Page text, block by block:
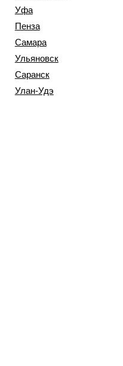
Уфа
Пенза
Самара
Ульяновск
Саранск
Улан-Удэ